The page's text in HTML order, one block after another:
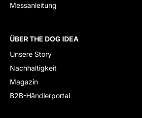
Messanleitung
ÜBER THE DOG IDEA
Unsere Story
Nachhaltigkeit
Magazin
B2B-Händlerportal